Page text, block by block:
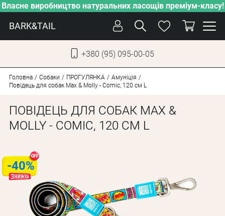
Власне виробництво натуральних ласощів преміум-класу!
BARK&TAIL
+380 (95) 095-00-05
ДОГЛЯД
ПІКЛУВАННЯ
АКЦІЇ
ДЛЯ КОТІВ
Головна Собаки ПРОГУЛЯНКА
Амуніція
Повідець для собак Max & Molly - Comic, 120 см L
ПОВІДЕЦЬ ДЛЯ СОБАК MAX &
MOLLY - COMIC, 120 СМ L
-40%